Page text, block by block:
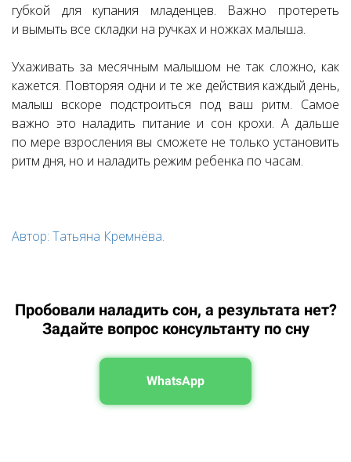
губкой для купания младенцев. Важно протереть
и вымыть все складки на ручках и ножках малыша.
Ухаживать за месячным малышом не так сложно, как
кажется. Повторяя одни и те же действия каждый день,
малыш вскоре подстроиться под ваш ритм. Самое
важно это наладить питание и сон крохи. А дальше
по мере взросления вы сможете не только установить
ритм дня, но и наладить режим ребенка по часам.
Автор: Татьяна Кремнёва.
Пробовали наладить сон, а результата нет?
Задайте вопрос консультанту по сну
WhatsApp